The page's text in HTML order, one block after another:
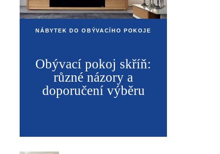
NÁBYTEK DO OBÝVACÍHO POKOJE
Obývací pokoj skříň:
různé názory a
doporučení výběru